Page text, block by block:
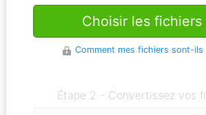
Choisir les fichiers
Comment mes fichiers sont-ils
Étape 2 - Convertissez vos